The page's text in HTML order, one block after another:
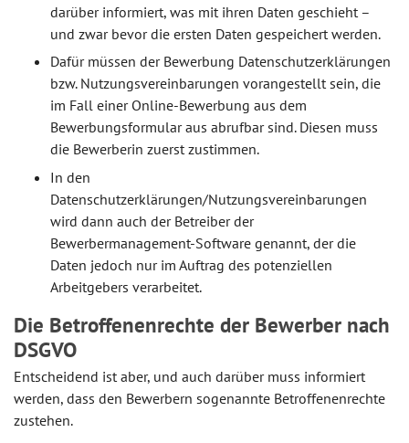
darüber informiert, was mit ihren Daten geschieht –
und zwar bevor die ersten Daten gespeichert werden.
Dafür müssen der Bewerbung Datenschutzerklärungen
bzw. Nutzungsvereinbarungen vorangestellt sein, die
im Fall einer Online-Bewerbung aus dem
Bewerbungsformular aus abrufbar sind. Diesen muss
die Bewerberin zuerst zustimmen.
In den
Datenschutzerklärungen/Nutzungsvereinbarungen
wird dann auch der Betreiber der
Bewerbermanagement-Software genannt, der die
Daten jedoch nur im Auftrag des potenziellen
Arbeitgebers verarbeitet.
Die Betroffenenrechte der Bewerber nach
DSGVO
Entscheidend ist aber, und auch darüber muss informiert
werden, dass den Bewerbern sogenannte Betroffenenrechte
zustehen.